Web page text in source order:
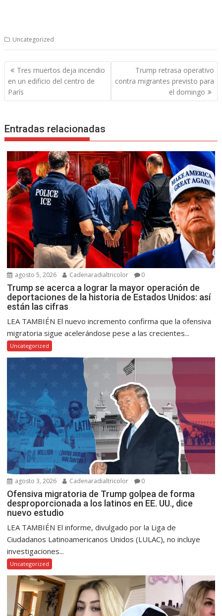
Uncategorized
Navegación
de
entradas
Tres muertos deja incendio
en un edificio del centro de
París
Trump retrasa operativo
contra migrantes previsto para
el domingo
Entradas relacionadas
agosto 5, 2026 Cadenaradialtricolor 0
Trump se acerca a lograr la mayor operación de
deportaciones de la historia de Estados Unidos: así
están las cifras
LEA TAMBIÉN El nuevo incremento confirma que la ofensiva
migratoria sigue acelerándose pese a las crecientes...
Uncategorized
agosto 3, 2026 Cadenaradialtricolor 0
Ofensiva migratoria de Trump golpea de forma
desproporcionada a los latinos en EE. UU., dice
nuevo estudio
LEA TAMBIÉN El informe, divulgado por la Liga de
Ciudadanos Latinoamericanos Unidos (LULAC), no incluye
investigaciones...
Uncategorized